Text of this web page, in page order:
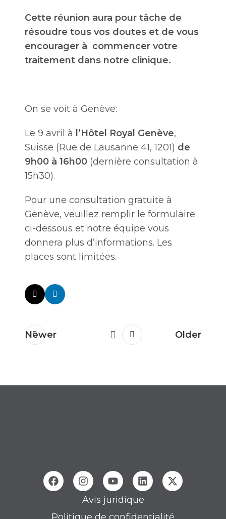
Cette réunion aura pour tâche de
résoudre tous vos doutes et de vous
encourager à commencer votre
traitement dans notre clinique.
On se voit à Genève:
Le 9 avril à l’Hôtel Royal Genève,
Suisse (Rue de Lausanne 41, 1201) de
9h00 à 16h00 (dernière consultation à
15h30).
Pour une consultation gratuite à
Genève, veuillez remplir le formulaire
ci-dessous et notre équipe vous
donnera plus d’informations. Les
places sont limitées.
Newer Older
Avis juridique
Politique de confidentialité